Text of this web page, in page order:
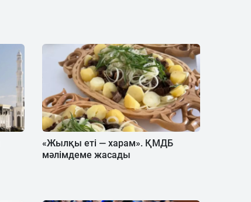
«Жылқы еті — харам». ҚМДБ
мәлімдеме жасады